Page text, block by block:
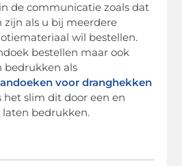
de communicatie zoals dat
zijn als u bij meerdere
wil bestellen.
bestellen maar ook
bedrukken als
voor dranghekken
slim dit door een en
bedrukken.